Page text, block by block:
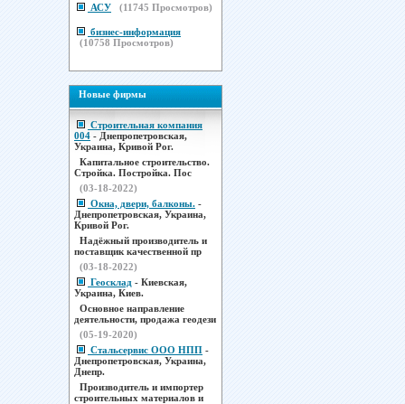
АСУ (11745 Просмотров)
бизнес-информация
(10758 Просмотров)
Новые фирмы
Строительная компания
004 - Днепропетровская,
Украина, Кривой Рог.
Капитальное строительство.
Стройка. Постройка. Пос
(03-18-2022)
Окна, двери, балконы. -
Днепропетровская, Украина,
Кривой Рог.
Надёжный производитель и
поставщик качественной пр
(03-18-2022)
Геосклад - Киевская,
Украина, Киев.
Основное направление
деятельности, продажа геодези
(05-19-2020)
Стальсервис ООО НПП -
Днепропетровская, Украина,
Днепр.
Производитель и импортер
строительных материалов и